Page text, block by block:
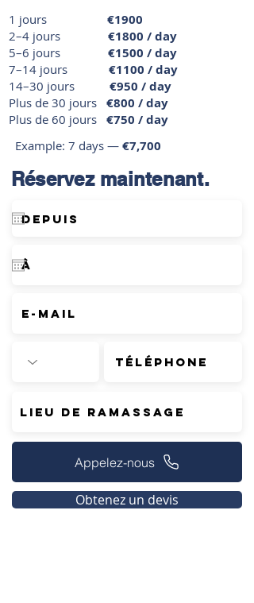
1 jours €1900
2–4 jours €1800 / day
5–6 jours €1500 / day
7–14 jours €1100 / day
14–30 jours €950 / day
Plus de 30 jours €800 / day
Plus de 60 jours €750 / day
Example: 7 days — €7,700
Réservez maintenant.
Appelez-nous
Obtenez un devis